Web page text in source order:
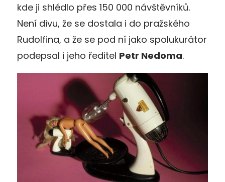
kde ji shlédlo přes 150 000 návštěvníků.
Není divu, že se dostala i do pražského
Rudolfina, a že se pod ní jako spolukurátor
podepsal i jeho ředitel Petr Nedoma.